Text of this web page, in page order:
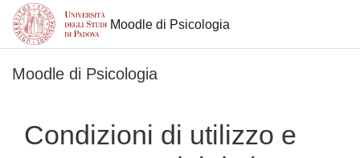
Moodle di Psicologia
Moodle di Psicologia
Condizioni di utilizzo e